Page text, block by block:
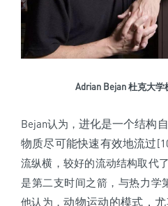
Adrian Bejan 杜克大
Bejan认为，进化是一个结构
物质尽可能快速有效地流过
流纵横，较好的流动结构取代
是第二支时间之箭，与热力学
他认为，动物运动的模式，